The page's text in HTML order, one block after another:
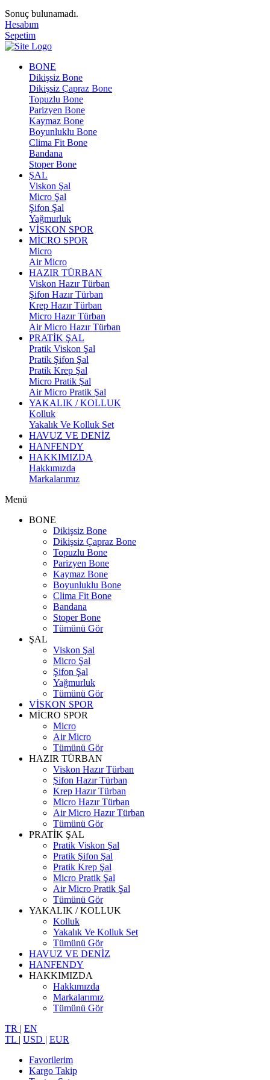
Sonuç bulunamadı.
Hesabım
Sepetim
BONE
Dikişsiz Bone
Dikişsiz Çapraz Bone
Topuzlu Bone
Parizyen Bone
Kaymaz Bone
Boyunluklu Bone
Clima Fit Bone
Bandana
Stoper Bone
ŞAL
Viskon Şal
Micro Şal
Şifon Şal
Yağmurluk
VİSKON SPOR
MİCRO SPOR
Micro
Air Micro
HAZIR TÜRBAN
Viskon Hazır Türban
Şifon Hazır Türban
Krep Hazır Türban
Micro Hazır Türban
Air Micro Hazır Türban
PRATİK ŞAL
Pratik Viskon Şal
Pratik Şifon Şal
Pratik Krep Şal
Micro Pratik Şal
Air Micro Pratik Şal
YAKALIK / KOLLUK
Kolluk
Yakalık Ve Kolluk Set
HAVUZ VE DENİZ
HANFENDY
HAKKIMIZDA
Hakkımızda
Markalarımız
Menü
BONE
Dikişsiz Bone
Dikişsiz Çapraz Bone
Topuzlu Bone
Parizyen Bone
Kaymaz Bone
Boyunluklu Bone
Clima Fit Bone
Bandana
Stoper Bone
Tümünü Gör
ŞAL
Viskon Şal
Micro Şal
Şifon Şal
Yağmurluk
Tümünü Gör
VİSKON SPOR
MİCRO SPOR
Micro
Air Micro
Tümünü Gör
HAZIR TÜRBAN
Viskon Hazır Türban
Şifon Hazır Türban
Krep Hazır Türban
Micro Hazır Türban
Air Micro Hazır Türban
Tümünü Gör
PRATİK ŞAL
Pratik Viskon Şal
Pratik Şifon Şal
Pratik Krep Şal
Micro Pratik Şal
Air Micro Pratik Şal
Tümünü Gör
YAKALIK / KOLLUK
Kolluk
Yakalık Ve Kolluk Set
Tümünü Gör
HAVUZ VE DENİZ
HANFENDY
HAKKIMIZDA
Hakkımızda
Markalarımız
Tümünü Gör
TR | EN
TL | USD | EUR
Favorilerim
Kargo Takip